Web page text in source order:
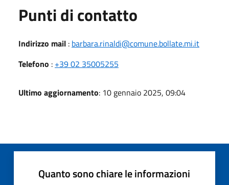
Punti di contatto
Indirizzo mail : barbara.rinaldi@comune.bollate.mi.it
Telefono : +39 02 35005255
Ultimo aggiornamento: 10 gennaio 2025, 09:04
Quanto sono chiare le informazioni